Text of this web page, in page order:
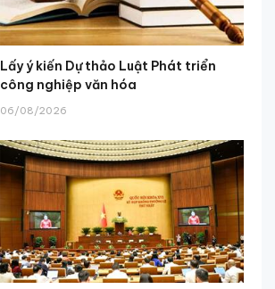
Lấy ý kiến Dự thảo Luật Phát triển
công nghiệp văn hóa
06/08/2026